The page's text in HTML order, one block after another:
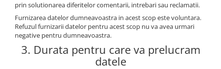
INCARCATOARE
KIT TRUSA/STINGATOR/TRIUNGHI
TUNING
ACCESORII COLANTARE
prin solutionarea diferitelor comentarii, intrebari sau reclamatii.
Furnizarea datelor dumneavoastra in acest scop este voluntara.
Refuzul furnizarii datelor pentru acest scop nu va avea urmari
negative pentru dumneavoastra.
3. Durata pentru care va prelucram
datele